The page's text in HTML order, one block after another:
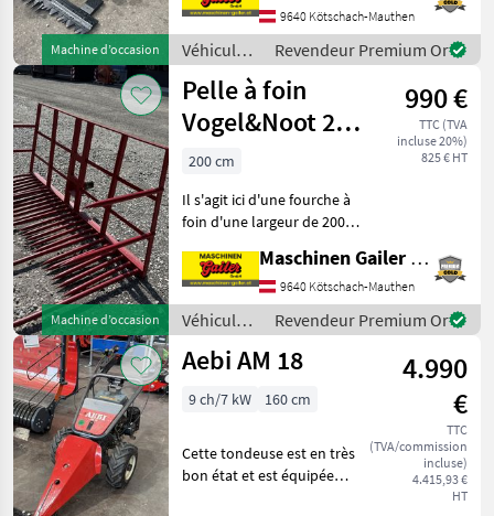
Machine d’occasion
hydrostatique indépendant
pour chaque roue * Avec
9640 Kötschach-Mauthen
Véhicules
agricoles
à moteur /
Aebi
Revendeur Premium Or
Machine d’occasion
Pelle à foin
Vogel&Noot 200
cm
990 €
TTC (TVA
incluse 20%)
825 € HT
200 cm
Il s'agit ici d'une fourche à
foin d'une largeur de 200
compatible avec le modèle
Vogel & Noot Jet. Elle
comporte 5 dents longues
et 20 dents c
Maschinen Gailer GmbH
9640 Kötschach-Mauthen
Véhicules
agricoles
à moteur /
Revendeur Premium Or
Aebi AM 18
4.990
€
TTC
(TVA/commission
incluse)
4.415,93 €
HT
9 ch/7 kW 160 cm
Cette tondeuse est en très
bon état et est équipée